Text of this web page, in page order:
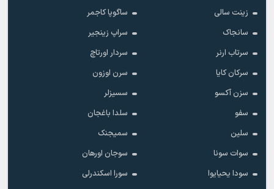
زینت سالی
ساگوپا کاجمر
سانجاک
سراپ زینجیر
سرتاب ارنر
سردار اورتاچ
سرکان کایا
سرن اوزون
سزن آکسو
سسیزلر
سفو
سلدا باغجان
سلین
سمیجنک
سوات سونا
سوجان اورهان
سودا یحیایوا
سورا اسکندرلی